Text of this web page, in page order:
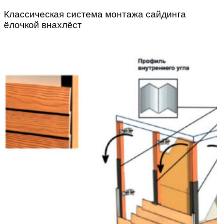
Классическая система монтажа сайдинга
ёлочкой внахлёст